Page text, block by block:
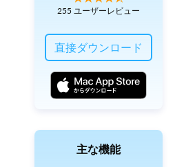
255 ユーザーレビュー
直接ダウンロード
主な機能